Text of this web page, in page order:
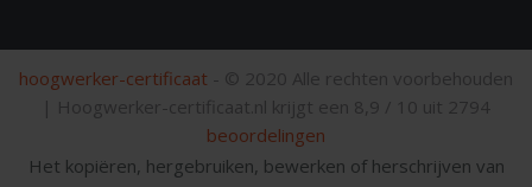
hoogwerker-certificaat - © 2020 Alle rechten voorbehouden
| Hoogwerker-certificaat.nl krijgt een 8,9 / 10 uit 2794
beoordelingen
Het kopiëren, hergebruiken, bewerken of herschrijven van